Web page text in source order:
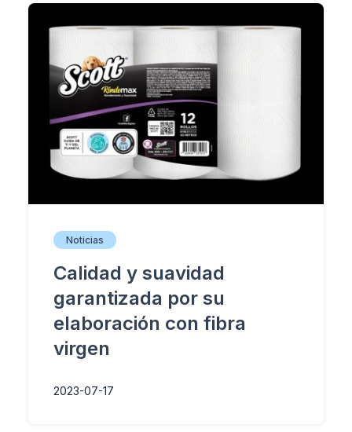
Noticias
Calidad y suavidad
garantizada por su
elaboración con fibra
virgen
2023-07-17